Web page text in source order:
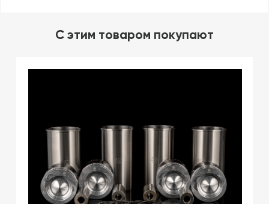
C этим товаром покупают